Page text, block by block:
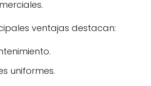
ventajas destacan:
uniformes.